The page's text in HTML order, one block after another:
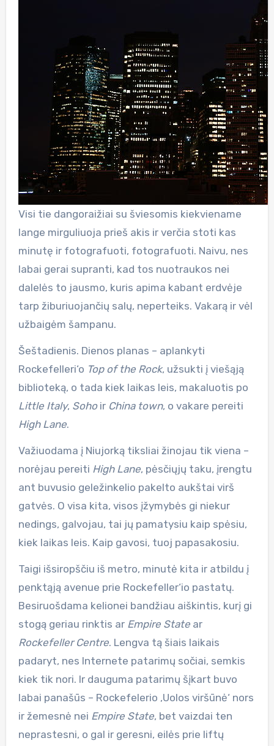
Visi tie dangoraižiai su šviesomis kiekviename
lange mirguliuoja prieš akis ir verčia stoti kas
minutę ir fotografuoti, fotografuoti. Naivu, nes
labai gerai supranti, kad tos nuotraukos nei
dalelės to jausmo, kuris apima kabant erdvėje
tarp žiburiuojančių salų, neperteiks. Vakarą ir vėl
užbaigėm šampanu.
Šeštadienis. Dienos planas – aplankyti
Rockefelleri‘o Top of the Rock, užsukti į viešąją
biblioteką, o tada kiek laikas leis, makaluotis po
Little Italy, Sohoir China town, o vakare pereiti
High Lane.
Važiuodama į Niujorką tiksliai žinojau tik viena –
norėjau pereiti High Lane, pėsčiųjų taku, įrengtu
ant buvusio geležinkelio pakelto aukštai virš
gatvės. O visa kita, visos įžymybės gi niekur
nedings, galvojau, tai jų pamatysiu kaip spėsiu,
kiek laikas leis. Kaip gavosi, tuoj papasakosiu.
Taigi išsiropščiu iš metro, minutė kita ir atbildu į
penktąją avenue prie Rockefeller‘io pastatų.
Besiruošdama kelionei bandžiau aiškintis, kurį gi
stogą geriau rinktis ar Empire Statear
Rockefeller Centre. Lengva tą šiais laikais
padaryt, nes Internete patarimų sočiai, semkis
kiek tik nori. Ir dauguma patarimų šįkart buvo
labai panašūs – Rockefelerio ‚Uolos viršūnė‘ nors
ir žemesnė nei Empire State, bet vaizdai ten
neprastesni, o gal ir geresni, eilės prie liftų